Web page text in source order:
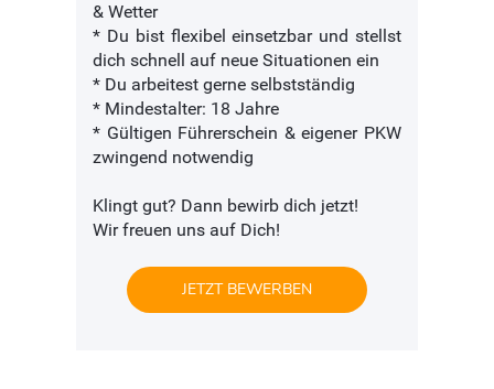
& Wetter
* Du bist flexibel einsetzbar und stellst
dich schnell auf neue Situationen ein
* Du arbeitest gerne selbstständig
* Mindestalter: 18 Jahre
* Gültigen Führerschein & eigener PKW
zwingend notwendig
Klingt gut? Dann bewirb dich jetzt!
Wir freuen uns auf Dich!
JETZT BEWERBEN